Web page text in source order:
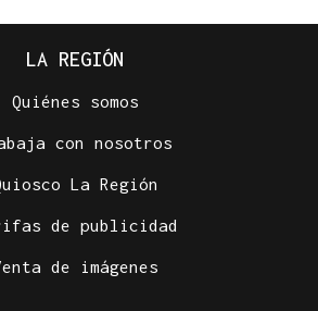
LA REGIÓN
Quiénes somos
con nosotros
La Región
de publicidad
de imágenes